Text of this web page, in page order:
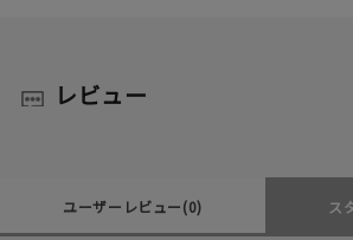
レビュー
ユーザーレビュー(0) ス